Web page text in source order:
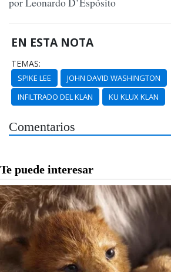
EN ESTA NOTA
TEMAS:
SPIKE LEE
JOHN DAVID WASHINGTON
INFILTRADO DEL KLAN
KU KLUX KLAN
Comentarios